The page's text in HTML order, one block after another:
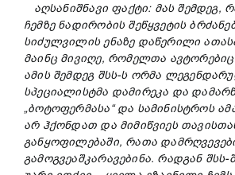
აღსანიშნავი ფაქტი: მას შემდეგ,
ჩემზე ნადირობის შეწყვეტის
სიძულვილის ენაზედაწერილი ათას
მაინც მივიღე, რომელთა
ამის შემდეგ შსს-ს ორმა
სპეციალისტმა დამირეკა და
„ბოტოფერმასა“და სამინისტროს
არ ჰქონდათ და მიმიწვიეს
განყოფილებაში, რათა
გამოგვეაშკარავებინა. რადგან შსს-